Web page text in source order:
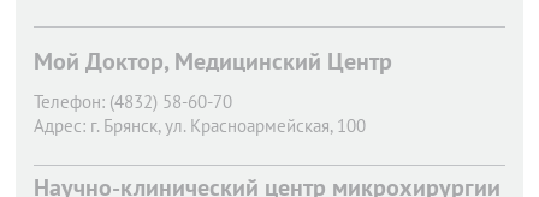
Мой Доктор, Медицинский Центр
Телефон: (4832) 58-60-70
Адрес: г. Брянск, ул. Красноармейская, 100
Научно-клинический центр микрохирургии